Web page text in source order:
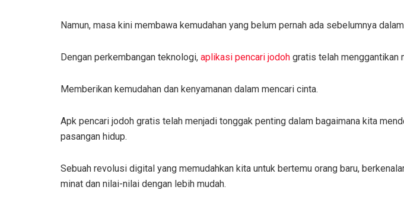
Namun, masa kini membawa kemudahan yang belum pernah ada sebelumnya
Dengan perkembangan teknologi, aplikasi pencari jodoh gratis telah menggantikan
Memberikan kemudahan dan kenyamanan dalam mencari cinta.
Apk pencari jodoh gratis telah menjadi tonggak penting dalam bagaimana kita
pasangan hidup.
Sebuah revolusi digital yang memudahkan kita untuk bertemu orang baru,
minat dan nilai-nilai dengan lebih mudah.